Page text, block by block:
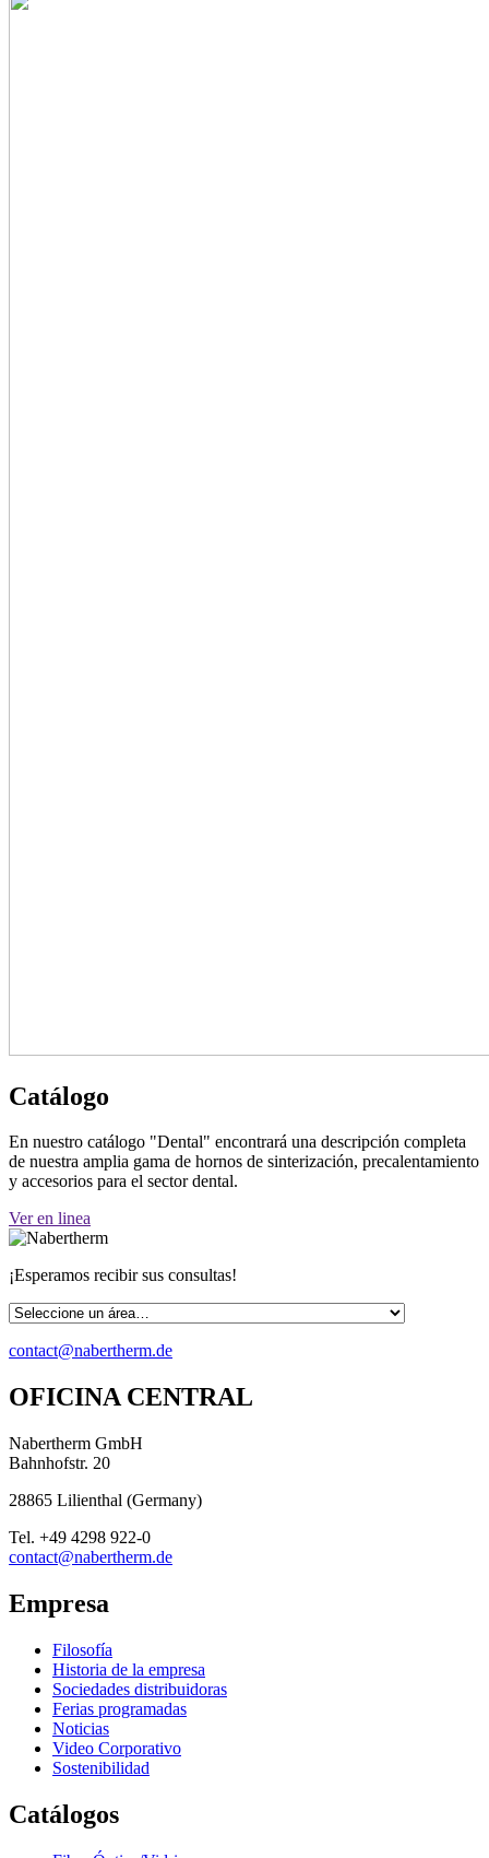
Catálogo
En nuestro catálogo "Dental" encontrará una descripción completa
de nuestra amplia gama de hornos de sinterización, precalentamiento
y accesorios para el sector dental.
Ver en linea
¡Esperamos recibir sus consultas!
contact@nabertherm.de
OFICINA CENTRAL
Nabertherm GmbH
Bahnhofstr. 20
28865 Lilienthal (Germany)
Tel. +49 4298 922-0
contact@nabertherm.de
Empresa
Filosofía
Historia de la empresa
Sociedades distribuidoras
Ferias programadas
Noticias
Video Corporativo
Sostenibilidad
Catálogos